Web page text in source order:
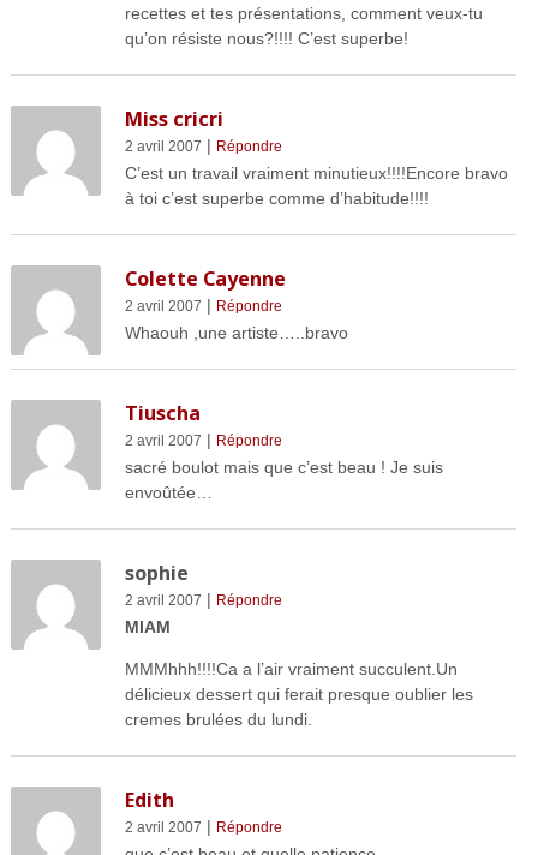
recettes et tes présentations, comment veux-tu
qu’on résiste nous?!!!! C’est superbe!
Miss cricri
2 avril 2007 | Répondre
C’est un travail vraiment minutieux!!!!Encore bravo
à toi c’est superbe comme d’habitude!!!!
Colette Cayenne
2 avril 2007 | Répondre
Whaouh ,une artiste…..bravo
Tiuscha
2 avril 2007 | Répondre
sacré boulot mais que c’est beau ! Je suis
envoûtée…
sophie
2 avril 2007 | Répondre
MIAM
MMMhhh!!!!Ca a l’air vraiment succulent.Un
délicieux dessert qui ferait presque oublier les
cremes brulées du lundi.
Edith
2 avril 2007 | Répondre